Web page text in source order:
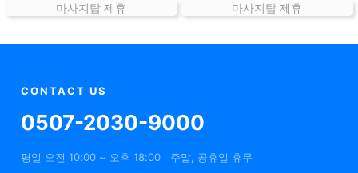
인
보
마사지탑 제휴 마사지탑 제휴
CONTACT US
0507-2030-9000
평일 오전 10:00 ~ 오후 18:00 주말, 공휴일 휴무